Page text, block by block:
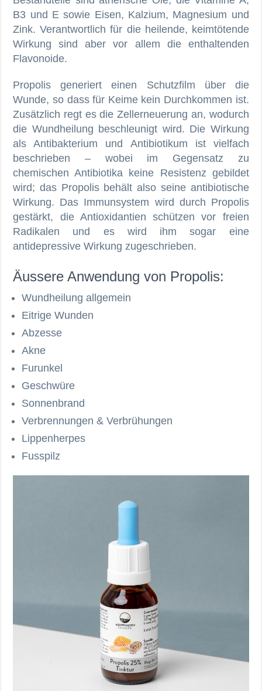
B3 und E sowie Eisen, Kalzium, Magnesium und
Zink. Verantwortlich für die heilende, keimtötende
Wirkung sind aber vor allem die enthaltenden
Flavonoide.
Propolis generiert einen Schutzfilm über die
Wunde, so dass für Keime kein Durchkommen ist.
Zusätzlich regt es die Zellerneuerung an, wodurch
die Wundheilung beschleunigt wird. Die Wirkung
als Antibakterium und Antibiotikum ist vielfach
beschrieben – wobei im Gegensatz zu
chemischen Antibiotika keine Resistenz gebildet
wird; das Propolis behält also seine antibiotische
Wirkung. Das Immunsystem wird durch Propolis
gestärkt, die Antioxidantien schützen vor freien
Radikalen und es wird ihm sogar eine
antidepressive Wirkung zugeschrieben.
Äussere Anwendung von Propolis:
Wundheilung allgemein
Eitrige Wunden
Abzesse
Akne
Furunkel
Geschwüre
Sonnenbrand
Verbrennungen & Verbrühungen
Lippenherpes
Fusspilz